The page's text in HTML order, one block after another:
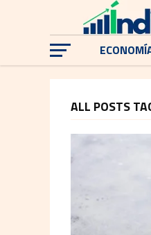
ALL POSTS